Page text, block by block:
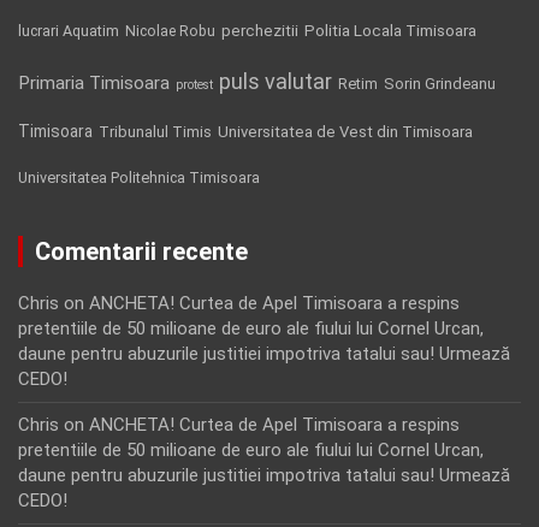
lucrari Aquatim Nicolae Robu perchezitii Politia Locala Timisoara
Primaria Timisoara protest puls valutar Retim Sorin Grindeanu
Timisoara Tribunalul Timis Universitatea de Vest din Timisoara
Universitatea Politehnica Timisoara
Comentarii recente
Chris on ANCHETA! Curtea de Apel Timisoara a respins
pretentiile de 50 milioane de euro ale fiului lui Cornel Urcan,
daune pentru abuzurile justitiei impotriva tatalui sau! Urmează
CEDO!
Chris on ANCHETA! Curtea de Apel Timisoara a respins
pretentiile de 50 milioane de euro ale fiului lui Cornel Urcan,
daune pentru abuzurile justitiei impotriva tatalui sau! Urmează
CEDO!